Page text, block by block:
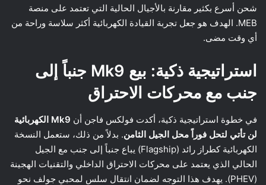
شحن أسرع بكثير مقارنة بالأجيال الحالية التي تعتمد على منصة
MEB. الهدف هو جعل تجربة القيادة الكهربائية أكثر سلاسة وراحة من
أي وقت مضى.
استراتيجية ذكية: بيع Mk9 جنباً إلى
جنب مع محركات الاحتراق
في خطوة استراتيجية ذكية، أكدت فولكس فاجن أن
Mk9 الكهربائية
لن تأتي لتحل فوراً محل الجيل الثامن. بدلاً من ذلك، ستعمل النسخة
الكهربائية كطراز رائد (Flagship) يباع جنباً إلى جنب مع الجيل
الحالي الذي يعتمد على محركات الاحتراق الداخلي والتقنيات الهجينة
(PHEV). يهدف هذا التوجه لضمان انتقال سلس لمحبي جولف نحو